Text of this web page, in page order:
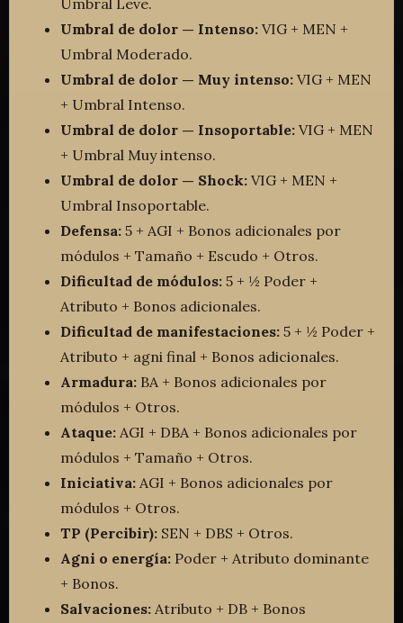
Umbral de dolor — Intenso: VIG + MEN +
Umbral Moderado.
Umbral de dolor — Muy intenso: VIG + MEN
+ Umbral Intenso.
Umbral de dolor — Insoportable: VIG + MEN
+ Umbral Muy intenso.
Umbral de dolor — Shock: VIG + MEN +
Umbral Insoportable.
Defensa: 5 + AGI + Bonos adicionales por
módulos + Tamaño + Escudo + Otros.
Dificultad de módulos: 5 + ½ Poder +
Atributo + Bonos adicionales.
Dificultad de manifestaciones: 5 + ½ Poder +
Atributo + agni final + Bonos adicionales.
Armadura: BA + Bonos adicionales por
módulos + Otros.
Ataque: AGI + DBA + Bonos adicionales por
módulos + Tamaño + Otros.
Iniciativa: AGI + Bonos adicionales por
módulos + Otros.
TP (Percibir): SEN + DBS + Otros.
Agni o energía: Poder + Atributo dominante
+ Bonos.
Salvaciones: Atributo + DB + Bonos